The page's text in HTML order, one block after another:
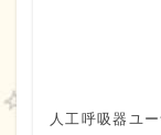
人工呼吸器ユ